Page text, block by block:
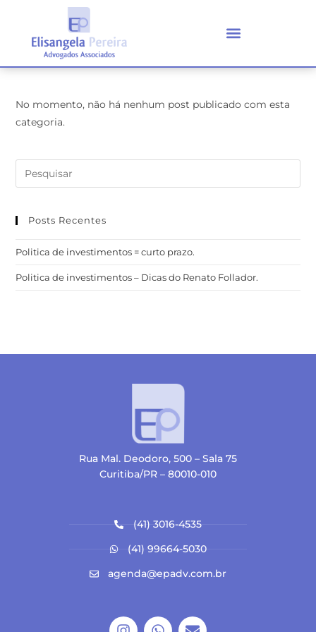
No momento, não há nenhum post publicado com esta
categoria.
Posts Recentes
Politica de investimentos = curto prazo.
Politica de investimentos – Dicas do Renato Follador.
Rua Mal. Deodoro, 500 – Sala 75
Curitiba/PR – 80010-010
(41) 3016-4535
(41) 99664-5030
agenda@epadv.com.br